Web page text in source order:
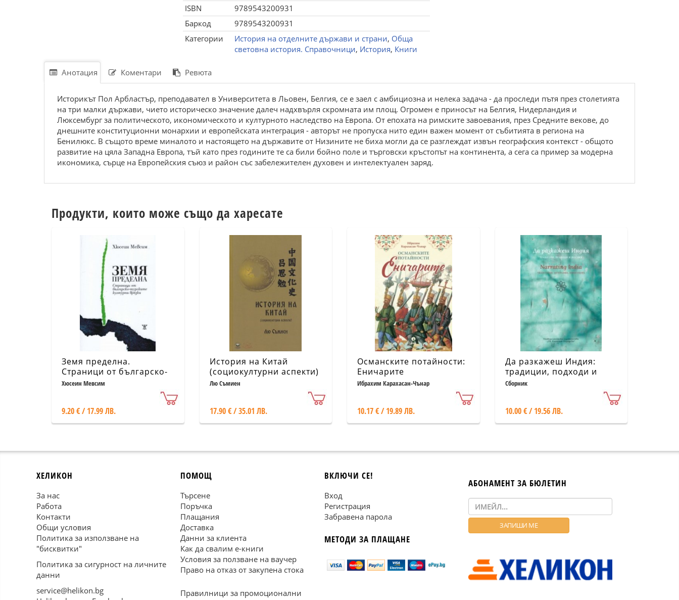
ISBN
9789543200931
Баркод
9789543200931
Категории
История на отделните държави и страни, Обща
световна история. Справочници, История, Книги
Анотация Коментари Ревюта
Историкът Пол Арбластър, преподавател в Университета в Льовен, Белгия, се е заел с амбициозна и нелека задача - да проследи пътя през столетията
на три малки държави, чието историческо значение далеч надхвърля скромната им площ. Огромен е приносът на Белгия, Нидерландия и
Люксембург за политическото, икономическото и културното наследство на Европа. От епохата на римските завоевания, през Средните векове, до
днешните конституционни монархии и европейската интеграция - авторът не пропуска нито един важен момент от събитията в региона на
Бенилюкс. В същото време миналото и настоящето на държавите от Низините не биха могли да се разглеждат извън географския контекст - общото
развитие на цяла Западна Европа, тъй като през годините те са били бойно поле и търговски кръстопът на континента, а сега са пример за модерна
икономика, сърце на Европейския съюз и район със забележителен духовен и интелектуален заряд.
Продукти, които може също да харесате
Земя пределна.
Страници от българско-
турските културни
Хюсеин Мевсим
9.20 € / 17.99 ЛВ.
История на Китай
(социокултурни аспекти)
Лю Съмиен
17.90 € / 35.01 ЛВ.
Османските потайности:
Еничарите
Ибрахим Карахасан-Чънар
10.17 € / 19.89 ЛВ.
Да разкажеш Индия:
традиции, подходи и
посоки
Сборник
10.00 € / 19.56 ЛВ.
ХЕЛИКОН
За нас
Работа
Контакти
Общи условия
Политика за използване на
"бисквитки"
Политика за сигурност на личните
данни
service@helikon.bg
ПОМОЩ
Търсене
Поръчка
Плащания
Доставка
Данни за клиента
Как да свалим е-книги
Условия за ползване на ваучер
Право на отказ от закупена стока
Правилници за промоционални
ВКЛЮЧИ СЕ!
Вход
Регистрация
Забравена парола
МЕТОДИ ЗА ПЛАЩАНЕ
АБОНАМЕНТ ЗА БЮЛЕТИН